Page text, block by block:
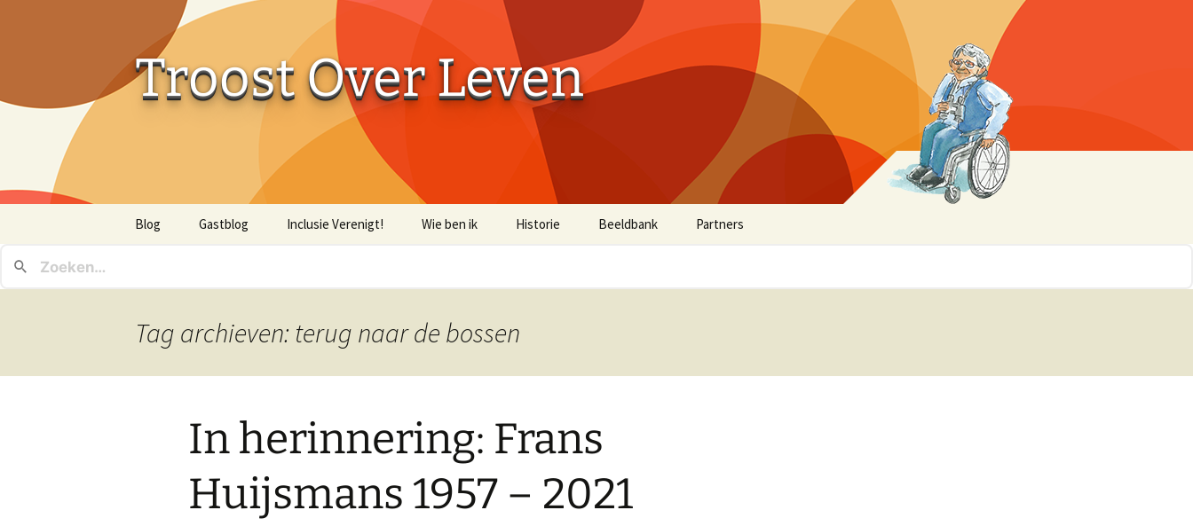
Troost Over Leven
Blog Gastblog Inclusie Verenigt! Wie ben ik Historie Beeldbank Partners
Tag archieven: terug naar de bossen
In herinnering: Frans
Huijsmans 1957 – 2021